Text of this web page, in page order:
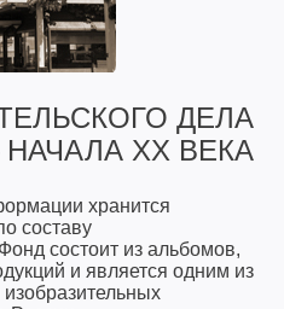
ДЕЛА
XX ВЕКА
хранится
составу
состоит из альбомов,
и является одним из